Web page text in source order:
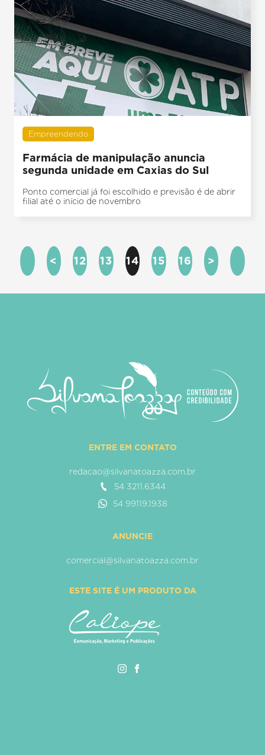
Empreendendo
Farmácia de manipulação anuncia
segunda unidade em Caxias do Sul
Ponto comercial já foi escolhido e previsão é de abrir
filial até o início de novembro
< 12 13 14 15 16 >
ENTRE EM CONTATO
redacao@silvanatoazza.com.br
54 3211.6344
54 99119.1938
ANUNCIE
comercial@silvanatoazza.com.br
ESTE SITE É UM PRODUTO DA